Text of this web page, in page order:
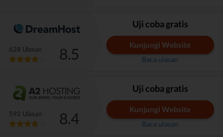
628 Ulasan 8.5
Uji coba gratis
Kunjungi Website
Baca ulasan
592 Ulasan 8.4
Uji coba gratis
Kunjungi Website
Baca ulasan